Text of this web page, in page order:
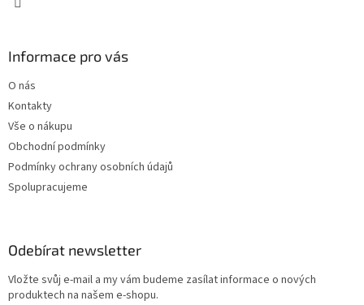
Informace pro vás
O nás
Kontakty
Vše o nákupu
Obchodní podmínky
Podmínky ochrany osobních údajů
Spolupracujeme
Odebírat newsletter
Vložte svůj e-mail a my vám budeme zasílat informace o nových
produktech na našem e-shopu.